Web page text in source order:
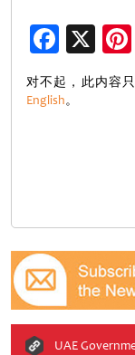
X
对不起，此内容
English。
UAE